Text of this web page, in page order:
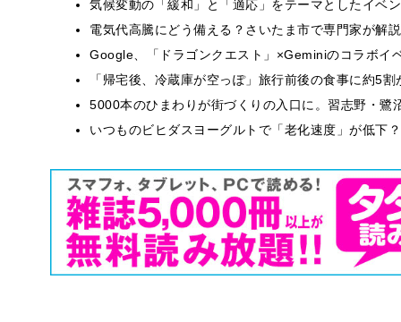
気候変動の「緩和」と「適応」をテーマとしたイベ
電気代高騰にどう備える？さいたま市で専門家が解
Google、「ドラゴンクエスト」×Geminiのコラボイ
「帰宅後、冷蔵庫が空っぽ」旅行前後の食事に約5
5000本のひまわりが街づくりの入口に。習志野・
いつものビヒダスヨーグルトで「老化速度」が低